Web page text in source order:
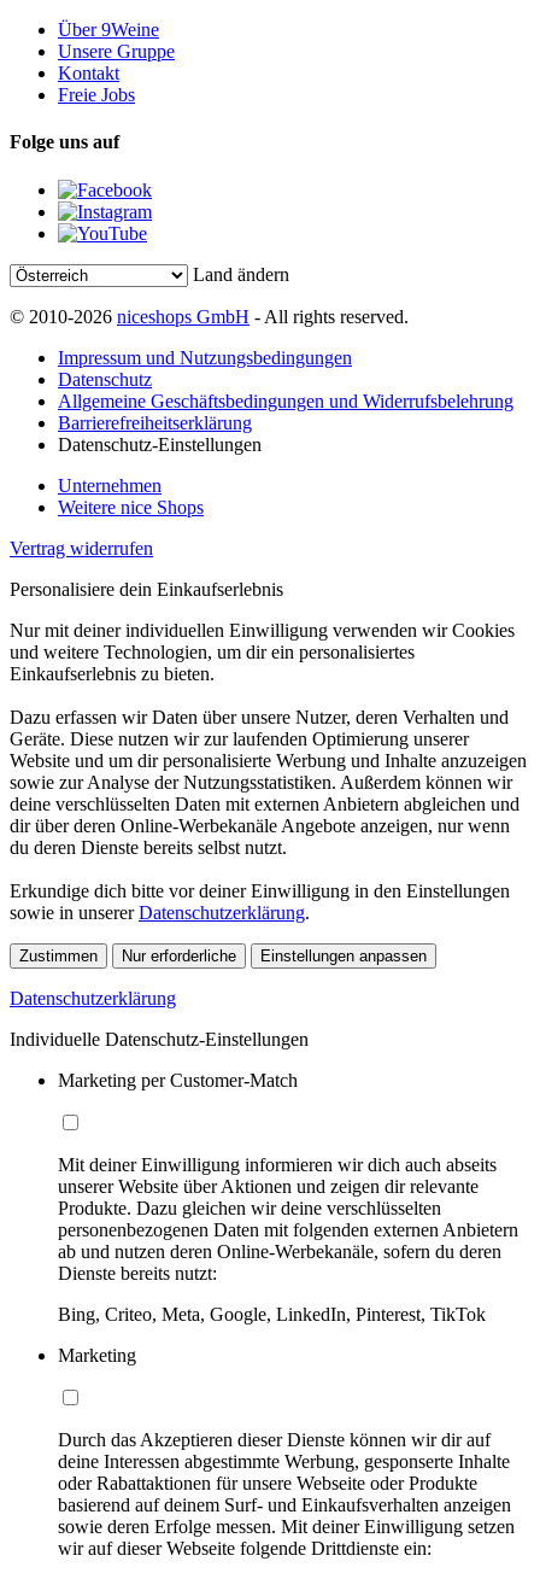
Über 9Weine
Unsere Gruppe
Kontakt
Freie Jobs
Folge uns auf
Land ändern
© 2010-2026 niceshops GmbH - All rights reserved.
Impressum und Nutzungsbedingungen
Datenschutz
Allgemeine Geschäftsbedingungen und Widerrufsbelehrung
Barrierefreiheitserklärung
Datenschutz-Einstellungen
Unternehmen
Weitere nice Shops
Vertrag widerrufen
Personalisiere dein Einkaufserlebnis
Nur mit deiner individuellen Einwilligung verwenden wir Cookies
und weitere Technologien, um dir ein personalisiertes
Einkaufserlebnis zu bieten.
Dazu erfassen wir Daten über unsere Nutzer, deren Verhalten und
Geräte. Diese nutzen wir zur laufenden Optimierung unserer
Website und um dir personalisierte Werbung und Inhalte anzuzeigen
sowie zur Analyse der Nutzungsstatistiken. Außerdem können wir
deine verschlüsselten Daten mit externen Anbietern abgleichen und
dir über deren Online-Werbekanäle Angebote anzeigen, nur wenn
du deren Dienste bereits selbst nutzt.
Erkundige dich bitte vor deiner Einwilligung in den Einstellungen
sowie in unsererDatenschutzerklärung.
Zustimmen Nur erforderliche Einstellungen anpassen
Datenschutzerklärung
Individuelle Datenschutz-Einstellungen
Marketing per Customer-Match
Mit deiner Einwilligung informieren wir dich auch abseits
unserer Website über Aktionen und zeigen dir relevante
Produkte. Dazu gleichen wir deine verschlüsselten
personenbezogenen Daten mit folgenden externen Anbietern
ab und nutzen deren Online-Werbekanäle, sofern du deren
Dienste bereits nutzt:
Bing, Criteo, Meta, Google, LinkedIn, Pinterest, TikTok
Marketing
Durch das Akzeptieren dieser Dienste können wir dir auf
deine Interessen abgestimmte Werbung, gesponserte Inhalte
oder Rabattaktionen für unsere Webseite oder Produkte
basierend auf deinem Surf- und Einkaufsverhalten anzeigen
sowie deren Erfolge messen. Mit deiner Einwilligung setzen
wir auf dieser Webseite folgende Drittdienste ein: